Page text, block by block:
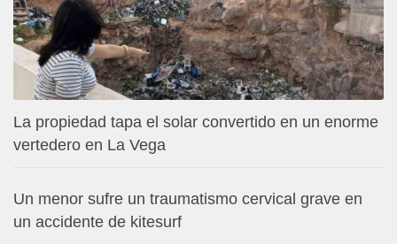
La propiedad tapa el solar convertido en un enorme
vertedero en La Vega
Un menor sufre un traumatismo cervical grave en
un accidente de kitesurf